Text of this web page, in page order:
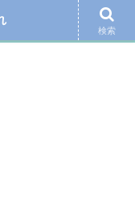
☆こちらから／ 検索